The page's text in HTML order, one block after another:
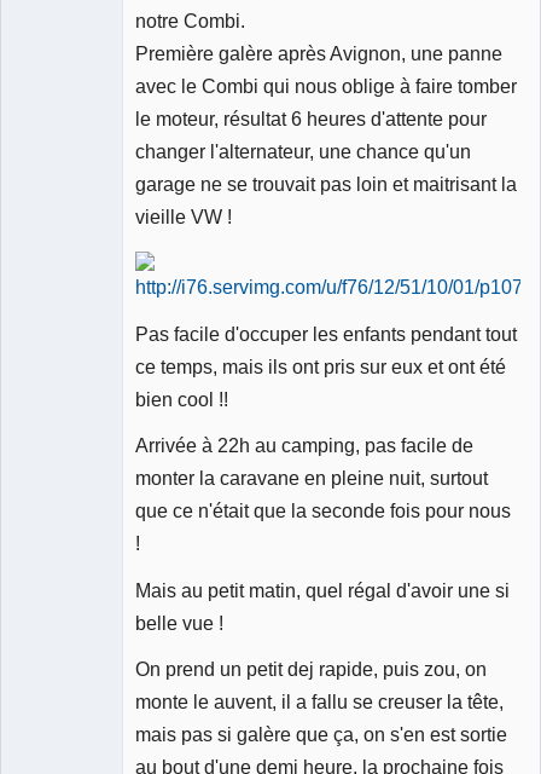
notre Combi.
Première galère après Avignon, une panne
avec le Combi qui nous oblige à faire tomber
le moteur, résultat 6 heures d'attente pour
changer l'alternateur, une chance qu'un
garage ne se trouvait pas loin et maitrisant la
vieille VW !
Pas facile d'occuper les enfants pendant tout
ce temps, mais ils ont pris sur eux et ont été
bien cool !!
Arrivée à 22h au camping, pas facile de
monter la caravane en pleine nuit, surtout
que ce n'était que la seconde fois pour nous
!
Mais au petit matin, quel régal d'avoir une si
belle vue !
On prend un petit dej rapide, puis zou, on
monte le auvent, il a fallu se creuser la tête,
mais pas si galère que ça, on s'en est sortie
au bout d'une demi heure, la prochaine fois